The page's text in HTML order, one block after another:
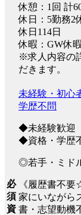
休憩：1回 計
休日：5勤務2
休日114日
休暇：GW休
※求人内容の
だきます。
必
須
資
未経験・初心
学歴不問
◆未経験歓迎
◆資格・学歴
◎若手・ミド
《履歴書不
家にいながら
書・志望動機